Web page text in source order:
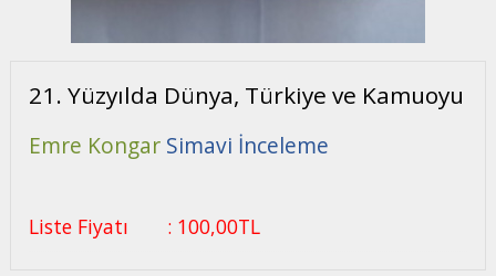
21. Yüzyılda Dünya, Türkiye ve Kamuoyu
Emre Kongar Simavi İnceleme
Liste Fiyatı : 100,00TL